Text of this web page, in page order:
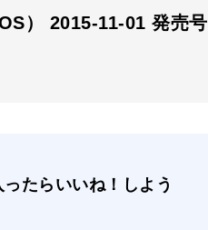
） 2015-11-01 発売号
たらいいね！しよう